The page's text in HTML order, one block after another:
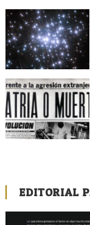
EDITORIAL